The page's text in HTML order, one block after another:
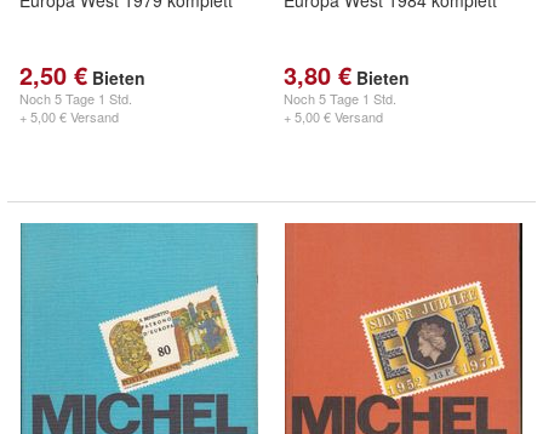
2,50 € Bieten
Noch5 Tage 1 Std.
+ 5,00 € Versand
3,80 € Bieten
Noch5 Tage 1 Std.
+ 5,00 € Versand